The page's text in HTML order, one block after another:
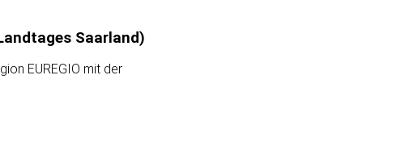
Saarland)
EUREGIO mit der